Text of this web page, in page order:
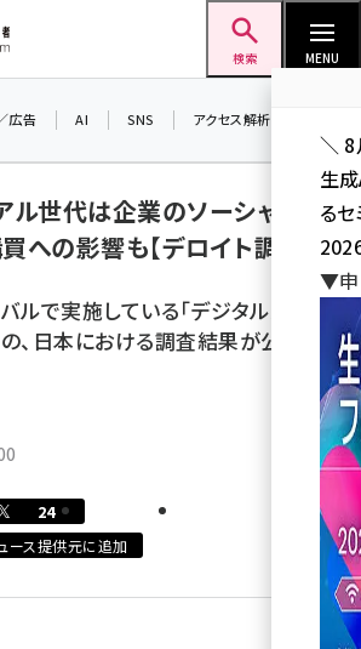
検索 MENU
広告 AI SNS アクセス解析／データ分析
ル世代は企業のソーシャル活
への影響も【デロイト調べ】
ルで実施している「デジタルメディ
、日本における調査結果が公開さ
24
ース提供元に追加
＼ 8
生
る
▼申